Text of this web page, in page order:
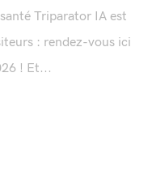
Triparator IA est
: rendez-vous ici
! Et...